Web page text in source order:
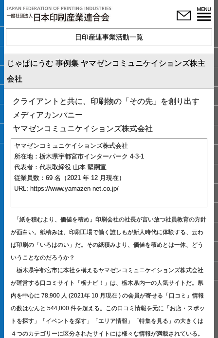
日印産連事業活動一覧
じゃぱにうむ 事例集 ヤマゼンコミュニケイションズ株主
会社
クライアントと共に、印刷物の「その先」を創り出す
メディアカンパニー
ヤマゼンコミュニケイションズ株式会社
ヤマゼンコミュニケイションズ株式会社
所在地：栃木県宇都宮市インターパーク 4-3-1
代表者：代表取締役 山本 堅嗣宣
従業員数：69 名（2021 年 12 月現在）
URL: https://www.yamazen-net.co.jp/
「紙を積むより、価値を積め」印刷会社の社長が言い放つ社員教育の方針
が面白い。紙積みは、印刷工場で働く誰しもが新人時代に体験する、云わ
ば印刷の「いろはのい」だ。その紙積みより、価値を積めとは一体、どう
いうことなのだろうか？
栃木県宇都宮市に本社を構えるヤマゼンコミュニケイションズ株式会社
が運営する口コミサイト「栃ナビ！」は、栃木県内一の人気サイトだ。県
内を中心に 78,900 人 (2021年 10 月現在 ) の会員が寄せる「口コミ」情報
の数はなんと 544,000 件を超える。この口コミ情報を元に「お店・スポッ
トを探す」「イベントを探す」「エリア情報」「特集を見る」の大きくは
４つのカテゴリーに区分されたサイトには様々な情報が満載されている。